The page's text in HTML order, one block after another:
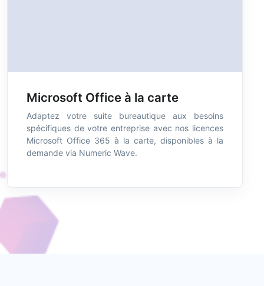
Microsoft Office à la carte
Adaptez votre suite bureautique aux besoins
spécifiques de votre entreprise avec nos licences
Microsoft Office 365 à la carte, disponibles à la
demande via Numeric Wave.